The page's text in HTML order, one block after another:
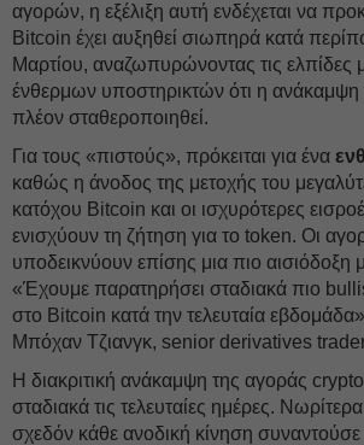
αγορών, η εξέλιξη αυτή ενδέχεται να
Bitcoin έχει αυξηθεί σιωπηρά κατά
Μαρτίου, αναζωπυρώνοντας τις ελπίδες
ένθερμων υποστηρικτών ότι η ανάκαμψη
πλέον σταθεροποιηθεί.
Για τους «πιστούς», πρόκειται για ένα
καθώς η άνοδος της μετοχής του
κατόχου Bitcoin και οι ισχυρότερες
ενισχύουν τη ζήτηση για το token. Οι
υποδεικνύουν επίσης μια πιο αισιόδοξη
«Έχουμε παρατηρήσει σταδιακά πιο
στο Bitcoin κατά την τελευταία
Μπόχαν Τζιανγκ, senior derivatives
Η διακριτική ανάκαμψη της αγοράς crypto
σταδιακά τις τελευταίες ημέρες.
σχεδόν κάθε ανοδική κίνηση συναντούσε